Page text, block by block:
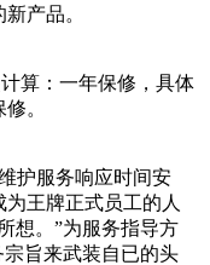
产品。
算：一年保修，具体
。
护服务响应时间安
王牌正式员工的人
想。”为服务指导方
旨来武装自已的头